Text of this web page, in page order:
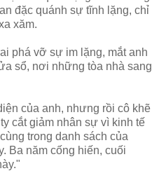
đặc quánh sự tĩnh lặng, chỉ
xăm.
phá vỡ sự im lặng, mắt anh
sổ, nơi những tòa nhà sang
của anh, nhưng rồi cô khẽ
cắt giảm nhân sự vì kinh tế
trong danh sách của
Ba năm cống hiến, cuối